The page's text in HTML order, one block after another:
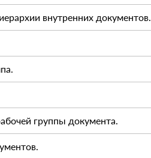
внутренних документов.
группы документа.